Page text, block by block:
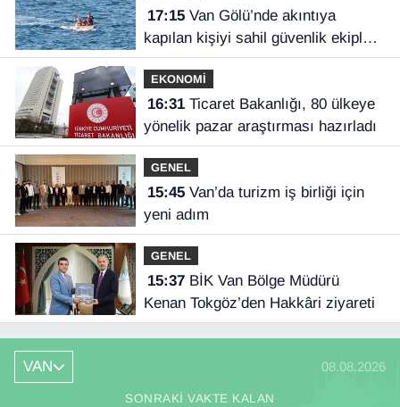
17:15Van Gölü’nde akıntıya
kapılan kişiyi sahil güvenlik ekipleri
kurtardı
EKONOMİ
16:31Ticaret Bakanlığı, 80 ülkeye
yönelik pazar araştırması hazırladı
GENEL
15:45Van’da turizm iş birliği için
yeni adım
GENEL
15:37BİK Van Bölge Müdürü
Kenan Tokgöz’den Hakkâri ziyareti
VAN 08.08.2026
SONRAKI VAKTE KALAN